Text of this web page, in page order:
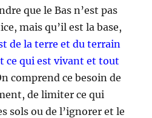
que le Bas n’est pas
mais qu’il est la base,
de la terre et du terrain
ce qui est vivant et tout
comprend ce besoin de
de limiter ce qui
sols ou de l’ignorer et le